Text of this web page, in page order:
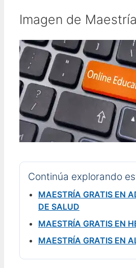
Imagen de
Continúa explorando
MAESTRÍA GRATIS EN
DE SALUD
MAESTRÍA GRATIS EN
MAESTRÍA GRATIS EN